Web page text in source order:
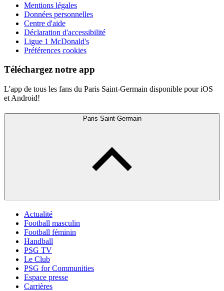
Mentions légales
Données personnelles
Centre d'aide
Déclaration d'accessibilité
Ligue 1 McDonald's
Préférences cookies
Téléchargez notre app
L'app de tous les fans du Paris Saint-Germain disponible pour iOS
et Android!
Paris Saint-Germain
Actualité
Football masculin
Football féminin
Handball
PSG TV
Le Club
PSG for Communities
Espace presse
Carrières